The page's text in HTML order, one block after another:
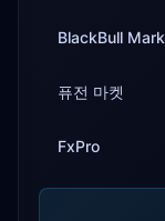
BlackBull
퓨전 마켓
FxPro